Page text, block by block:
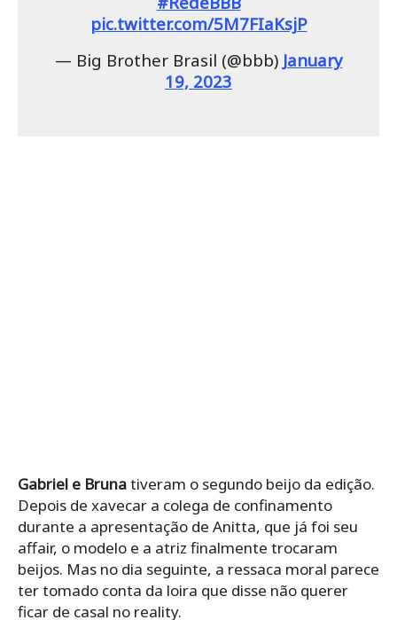
pic.twitter.com/5M7FIaKsjP
— Big Brother Brasil (@bbb) January
19, 2023
Gabriel e Brunativeram o segundo beijo da edição.
Depois de xavecar a colega de confinamento
durante a apresentação de Anitta, que já foi seu
affair, o modelo e a atriz finalmente trocaram
beijos. Mas no dia seguinte, a ressaca moral parece
ter tomado conta da loira que disse não querer
ficar de casal no reality.